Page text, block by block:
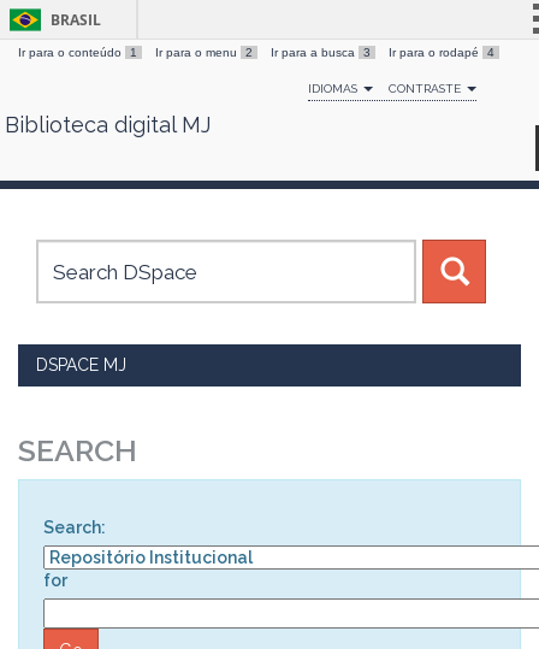
Skip
BRASIL
Simplifique!
Comunica BR
Canais
Ir para o conteúdo 1 Ir para o menu 2 Ir para a busca 3 Ir para o rodapé 4
IDIOMAS CONTRASTE
Biblioteca digital MJ
DSPACE MJ
SEARCH
Search:
for